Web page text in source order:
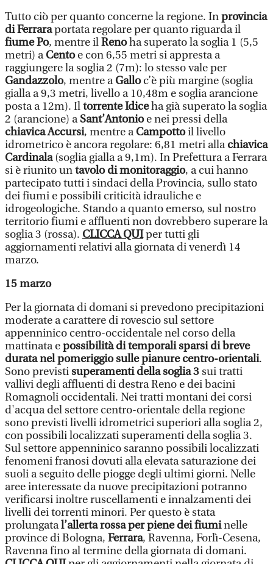
Tutto ciò per quanto concerne la regione. Inprovincia
di Ferraraportata regolare per quanto riguarda il
fiume Po, mentre ilRenoha superato la soglia 1 (5,5
metri) aCentoe con 6,55 metri si appresta a
raggiungere la soglia 2 (7m): lo stesso vale per
Gandazzolo, mentre aGalloc’è più margine (soglia
gialla a 9,3 metri, livello a 10,48m e soglia arancione
posta a 12m). Iltorrente Idiceha già superato la soglia
2 (arancione) aSant’Antonioe nei pressi della
chiavica Accursi, mentre aCampottoil livello
idrometrico è ancora regolare: 6,81 metri allachiavica
Cardinala(soglia gialla a 9,1m). In Prefettura a Ferrara
si è riunito untavolo di monitoraggio, a cui hanno
partecipato tutti i sindaci della Provincia, sullo stato
dei fiumi e possibili criticità idrauliche e
idrogeologiche. Stando a quanto emerso, sul nostro
territorio fiumi e affluenti non dovrebbero superare la
soglia 3 (rossa). CLICCA QUIper tutti gli
aggiornamenti relativi alla giornata di venerdì 14
marzo.
15 marzo
Per la giornata di domani si prevedono precipitazioni
moderate a carattere di rovescio sul settore
appenninico centro-occidentale nel corso della
mattinata epossibilità di temporali sparsi di breve
durata nel pomeriggio sulle pianure centro-orientali.
Sono previstisuperamenti della soglia 3sui tratti
vallivi degli affluenti di destra Reno e dei bacini
Romagnoli occidentali. Nei tratti montani dei corsi
d'acqua del settore centro-orientale della regione
sono previsti livelli idrometrici superiori alla soglia 2,
con possibili localizzati superamenti della soglia 3.
Sul settore appenninico saranno possibili localizzati
fenomeni franosi dovuti alla elevata saturazione dei
suoli a seguito delle piogge degli ultimi giorni. Nelle
aree interessate da nuove precipitazioni potranno
verificarsi inoltre ruscellamenti e innalzamenti dei
livelli dei torrenti minori. Per questo è stata
prolungatal’allerta rossa per piene dei fiuminelle
province di Bologna, Ferrara, Ravenna, Forlì-Cesena,
Ravenna fino al termine della giornata di domani.